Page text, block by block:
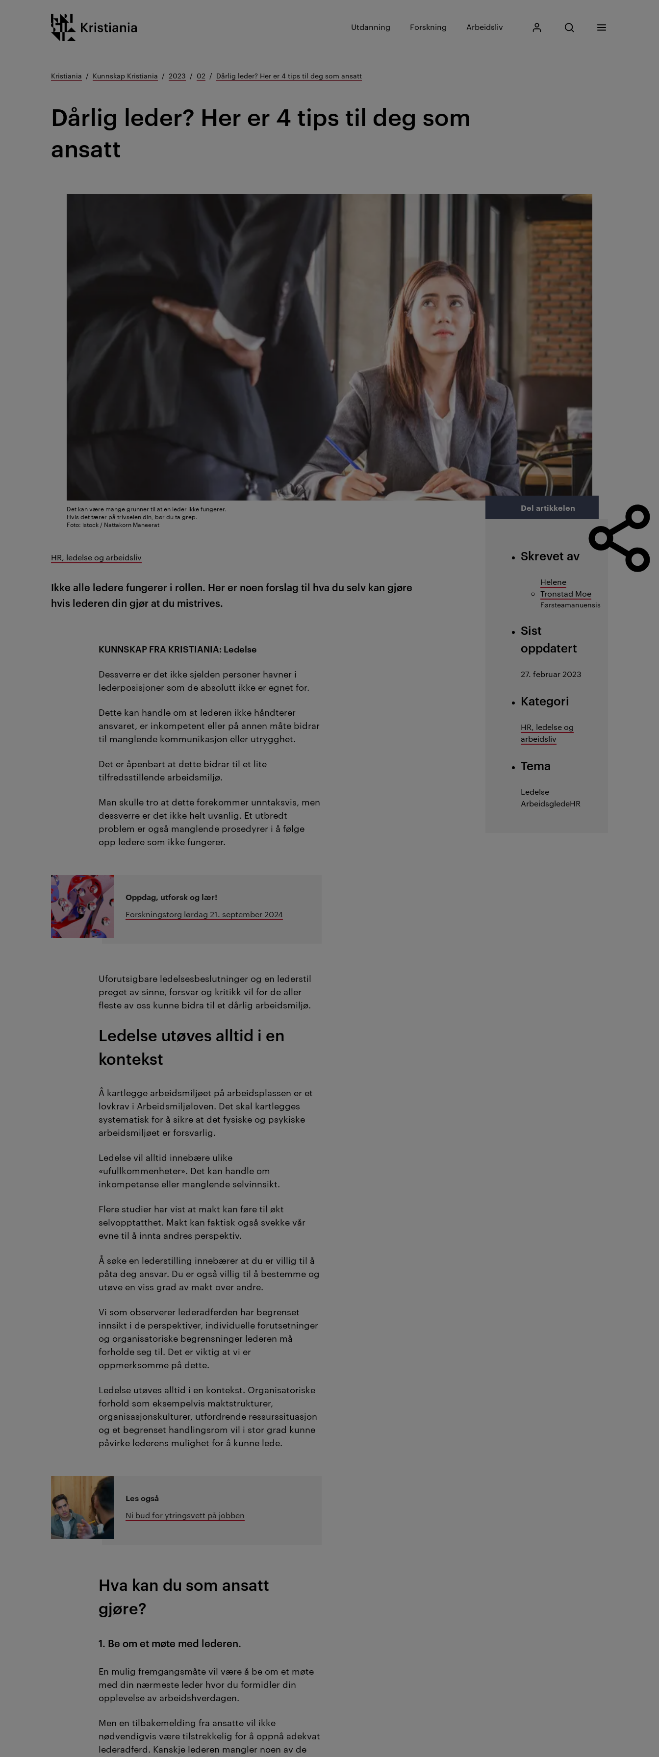
Kristiania logo
Utdanning Forskning Arbeidsliv Mitt KristianiaÅpne søk
Skriv inn søkefrase
Søk
Meny
Kristiania Kunnskap Kristiania 2023 02 Dårlig leder? Her er 4 tips til deg som ansatt
Dårlig leder? Her er 4 tips til deg som
ansatt
Det kan være mange grunner til at en leder ikke fungerer.
Hvis det tærer på trivselen din, bør du ta grep.
Foto: istock / Nattakorn Maneerat
Del artikkelen
Skrevet av
Helene
Tronstad Moe
Førsteamanuensis
Sist
oppdatert
27. februar 2023
Kategori
HR, ledelse og
arbeidsliv
Tema
Ledelse
ArbeidsgledeHR
HR, ledelse og arbeidsliv
Ikke alle ledere fungerer i rollen. Her er noen forslag til hva du selv kan gjøre
hvis lederen din gjør at du mistrives.
KUNNSKAP FRA KRISTIANIA: Ledelse
Dessverre er det ikke sjelden personer havner i
lederposisjoner som de absolutt ikke er egnet for.
Dette kan handle om at lederen ikke håndterer
ansvaret, er inkompetent eller på annen måte bidrar
til manglende kommunikasjon eller utrygghet.
Det er åpenbart at dette bidrar til et lite
tilfredsstillende arbeidsmiljø.
Man skulle tro at dette forekommer unntaksvis, men
dessverre er det ikke helt uvanlig. Et utbredt
problem er også manglende prosedyrer i å følge
opp ledere som ikke fungerer.
Oppdag, utforsk og lær!
Forskningstorg lørdag 21. september 2024
Uforutsigbare ledelsesbeslutninger og en lederstil
preget av sinne, forsvar og kritikk vil for de aller
fleste av oss kunne bidra til et dårlig arbeidsmiljø.
Ledelse utøves alltid i en
kontekst
Å kartlegge arbeidsmiljøet på arbeidsplassen er et
lovkrav i Arbeidsmiljøloven. Det skal kartlegges
systematisk for å sikre at det fysiske og psykiske
arbeidsmiljøet er forsvarlig.
Ledelse vil alltid innebære ulike
«ufullkommenheter». Det kan handle om
inkompetanse eller manglende selvinnsikt.
Flere studier har vist at makt kan føre til økt
selvopptatthet. Makt kan faktisk også svekke vår
evne til å innta andres perspektiv.
Å søke en lederstilling innebærer at du er villig til å
påta deg ansvar. Du er også villig til å bestemme og
utøve en viss grad av makt over andre.
Vi som observerer lederadferden har begrenset
innsikt i de perspektiver, individuelle forutsetninger
og organisatoriske begrensninger lederen må
forholde seg til. Det er viktig at vi er
oppmerksomme på dette.
Ledelse utøves alltid i en kontekst. Organisatoriske
forhold som eksempelvis maktstrukturer,
organisasjonskulturer, utfordrende ressurssituasjon
og et begrenset handlingsrom vil i stor grad kunne
påvirke lederens mulighet for å kunne lede.
Les også
Ni bud for ytringsvett på jobben
Hva kan du som ansatt
gjøre?
1. Be om et møte med lederen.
En mulig fremgangsmåte vil være å be om et møte
med din nærmeste leder hvor du formidler din
opplevelse av arbeidshverdagen.
Men en tilbakemelding fra ansatte vil ikke
nødvendigvis være tilstrekkelig for å oppnå adekvat
lederadferd. Kanskje lederen mangler noen av de